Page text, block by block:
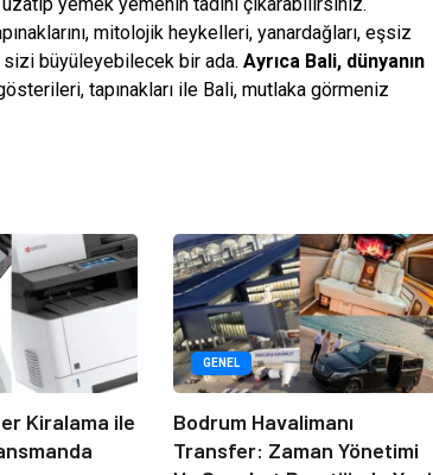
mitolojik heykelleri, yanardağları, eşsiz
büyüleyebilecek bir ada. Ayrıca Bali, dünyanın
tapınakları ile Bali, mutlaka görmeniz
Kiralama ile
GENEL
Bodrum Havalimanı
Transfer: Zaman Yönetimi